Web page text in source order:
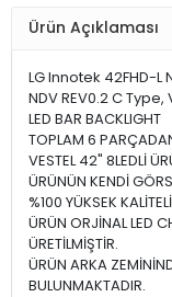
Ürün Açıklaması
LG Innotek 42FHD-L
NDV REV0.2 C Type,
LED BAR BACKLIGHT
TOPLAM 6
VESTEL 42" 8LEDLİ
ÜRÜNÜN KENDİ
%100 YÜKSEK
ÜRÜN ORJİNAL LED
ÜRETİLMİŞTİR.
ÜRÜN ARKA
BULUNMAKTADIR.